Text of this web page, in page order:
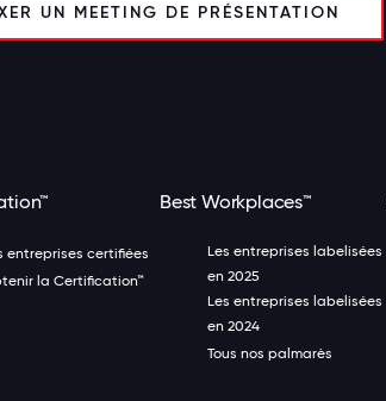
UN MEETING DE PRÉSENTATION
entreprises certifiées
la Certification™
Best Workplaces™
Les entreprises labelisées
en 2025
Les entreprises labelisées
en 2024
Tous nos palmarès